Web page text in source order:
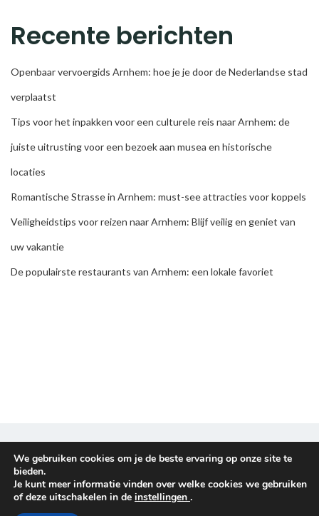
Recente berichten
Openbaar vervoergids Arnhem: hoe je je door de Nederlandse stad
verplaatst
Tips voor het inpakken voor een culturele reis naar Arnhem: de
juiste uitrusting voor een bezoek aan musea en historische
locaties
Romantische Strasse in Arnhem: must-see attracties voor koppels
Veiligheidstips voor reizen naar Arnhem: Blijf veilig en geniet van
uw vakantie
De populairste restaurants van Arnhem: een lokale favoriet
Copyright © 2026 Reisplanners. All rights reserved.
Proudly powered by
We gebruiken cookies om je de beste ervaring op onze site te
bieden.
Je kunt meer informatie vinden over welke cookies we gebruiken
of deze uitschakelen in de instellingen .